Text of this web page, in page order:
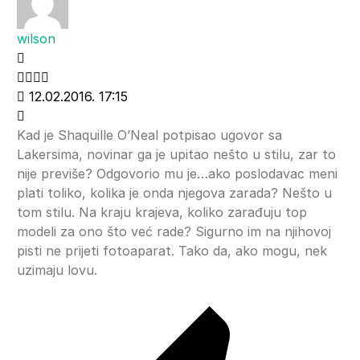
wilson
12.02.2016. 17:15
Kad je Shaquille O’Neal potpisao ugovor sa
Lakersima, novinar ga je upitao nešto u stilu, zar to
nije previše? Odgovorio mu je…ako poslodavac meni
plati toliko, kolika je onda njegova zarada? Nešto u
tom stilu. Na kraju krajeva, koliko zarađuju top
modeli za ono što već rade? Sigurno im na njihovoj
pisti ne prijeti fotoaparat. Tako da, ako mogu, nek
uzimaju lovu.